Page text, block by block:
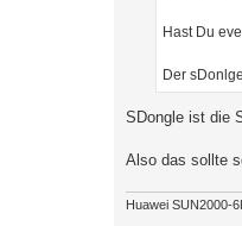
Hast Du
Der
SDongle ist die
Also das sollte
Huawei SUN2000-